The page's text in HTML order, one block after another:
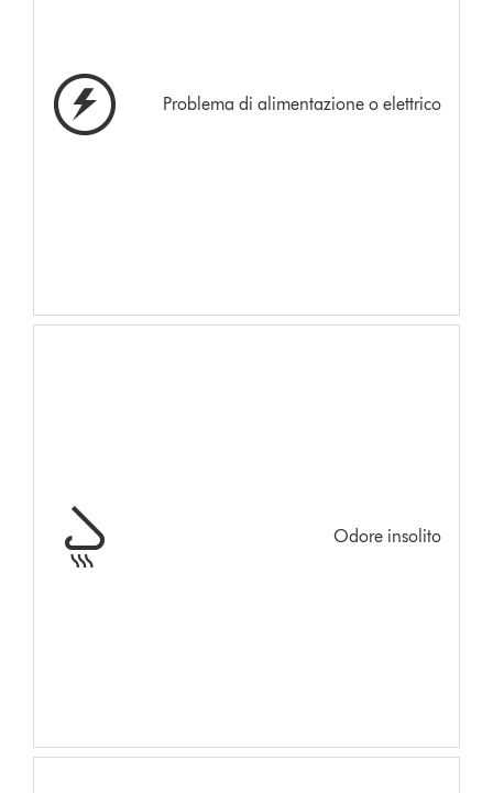
Problema di alimentazione o elettrico
Odore insolito